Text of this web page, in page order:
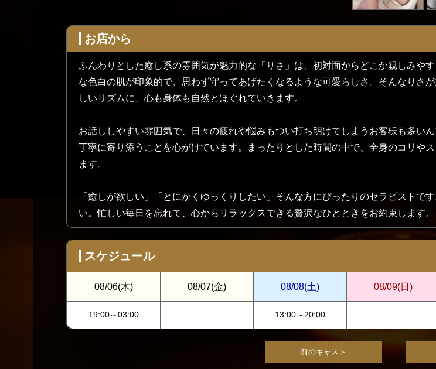
お店から
ふんわりとした癒し系の雰囲気が魅力的な「りさ」は、初対面からどこか親しみや
な色白の肌が印象的で、思わず守ってあげたくなるような可愛らしさ。そんなりさ
しいリズムに、心も身体も自然とほぐれていきます。
お話ししやすい雰囲気で、日々の疲れや悩みもつい打ち明けてしまうお客様も多い
丁寧に寄り添うことを心がけています。まったりとした時間の中で、全身のコリや
ます。
「癒しが欲しい」「とにかくゆっくりしたい」そんな方にぴったりのセラピストで
い。忙しい毎日を忘れて、心からリラックスできる贅沢なひとときをお約束します。
スケジュール
08/06(木) 08/07(金) 08/08(土) 08/09(日)
19:00～03:00 13:00～20:00
前のキャスト